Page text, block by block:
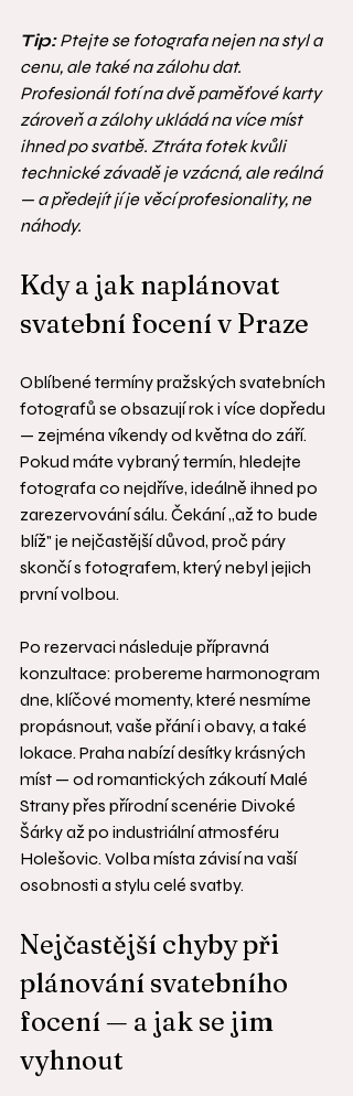
Tip: Ptejte se fotografa nejen na styl a
cenu, ale také na zálohu dat.
Profesionál fotí na dvě paměťové karty
zároveň a zálohy ukládá na více míst
ihned po svatbě. Ztráta fotek kvůli
technické závadě je vzácná, ale reálná
— a předejít jí je věcí profesionality, ne
náhody.
Kdy a jak naplánovat
svatební focení v Praze
Oblíbené termíny pražských svatebních
fotografů se obsazují rok i více dopředu
— zejména víkendy od května do září.
Pokud máte vybraný termín, hledejte
fotografa co nejdříve, ideálně ihned po
zarezervování sálu. Čekání „až to bude
blíž" je nejčastější důvod, proč páry
skončí s fotografem, který nebyl jejich
první volbou.
Po rezervaci následuje přípravná
konzultace: probereme harmonogram
dne, klíčové momenty, které nesmíme
propásnout, vaše přání i obavy, a také
lokace. Praha nabízí desítky krásných
míst — od romantických zákoutí Malé
Strany přes přírodní scenérie Divoké
Šárky až po industriální atmosféru
Holešovic. Volba místa závisí na vaší
osobnosti a stylu celé svatby.
Nejčastější chyby při
plánování svatebního
focení — a jak se jim
vyhnout